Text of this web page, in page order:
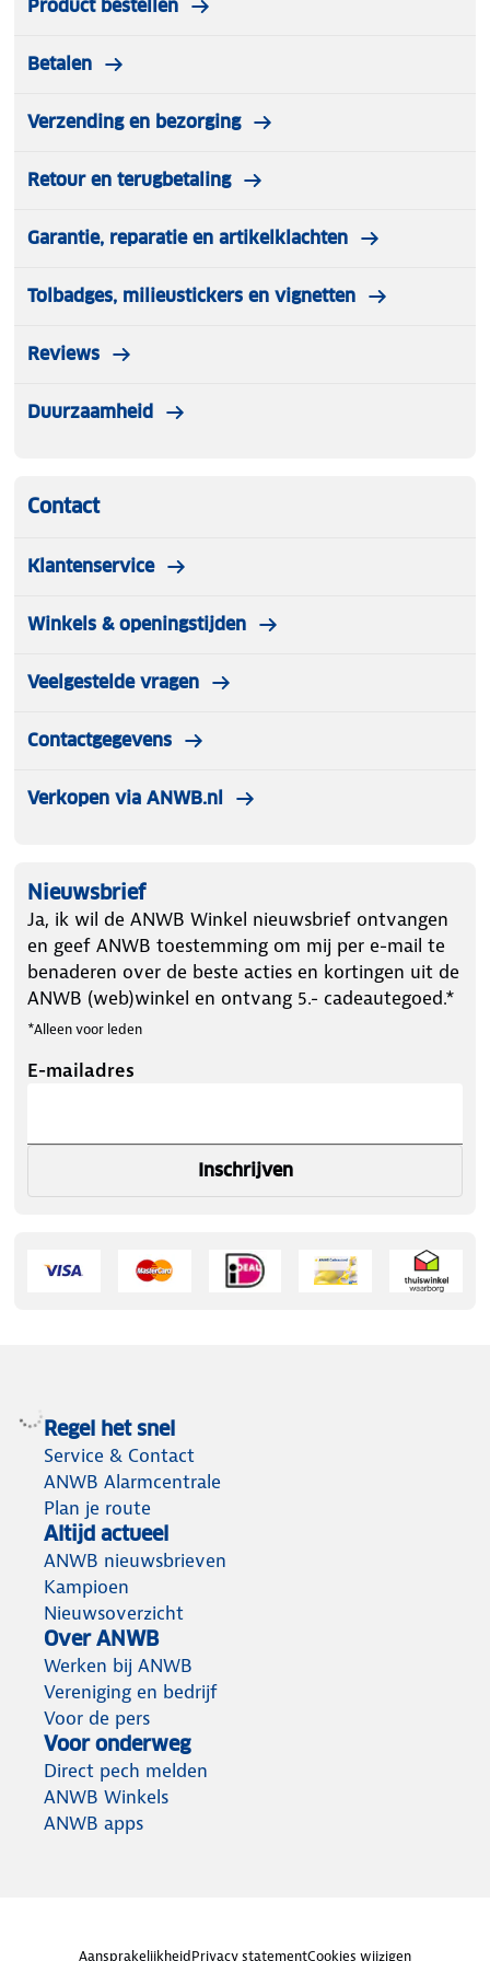
Product bestellen
Betalen
Verzending en bezorging
Retour en terugbetaling
Garantie, reparatie en artikelklachten
Tolbadges, milieustickers en vignetten
Reviews
Duurzaamheid
Contact
Klantenservice
Winkels & openingstijden
Veelgestelde vragen
Contactgegevens
Verkopen via ANWB.nl
Nieuwsbrief
Ja, ik wil de ANWB Winkel nieuwsbrief ontvangen
en geef ANWB toestemming om mij per e-mail te
benaderen over de beste acties en kortingen uit de
ANWB (web)winkel en ontvang 5.- cadeautegoed.*
*Alleen voor leden
E-mailadres
Inschrijven
Regel het snel
Service & Contact
ANWB Alarmcentrale
Plan je route
Altijd actueel
ANWB nieuwsbrieven
Kampioen
Nieuwsoverzicht
Over ANWB
Werken bij ANWB
Vereniging en bedrijf
Voor de pers
Voor onderweg
Direct pech melden
ANWB Winkels
ANWB apps
AansprakelijkheidPrivacy statementCookies wijzigen